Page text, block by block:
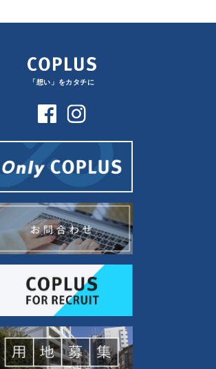
「想い」をカタチに